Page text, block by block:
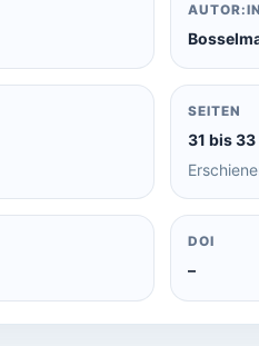
SEITEN
31 bis 33
DOI
–